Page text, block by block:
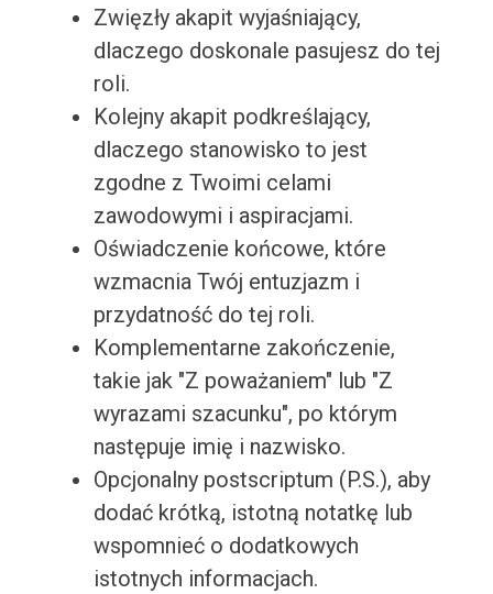
Zwięzły akapit wyjaśniający,
dlaczego doskonale pasujesz do tej
roli.
Kolejny akapit podkreślający,
dlaczego stanowisko to jest
zgodne z Twoimi celami
zawodowymi i aspiracjami.
Oświadczenie końcowe, które
wzmacnia Twój entuzjazm i
przydatność do tej roli.
Komplementarne zakończenie,
takie jak "Z poważaniem" lub "Z
wyrazami szacunku", po którym
następuje imię i nazwisko.
Opcjonalny postscriptum (P.S.), aby
dodać krótką, istotną notatkę lub
wspomnieć o dodatkowych
istotnych informacjach.